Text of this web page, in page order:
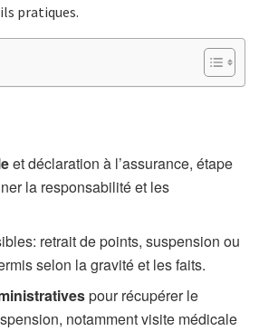
pratiques.
et déclaration à l’assurance, étape
la responsabilité et les
retrait de points, suspension ou
selon la gravité et les faits.
pour récupérer le
notamment visite médicale